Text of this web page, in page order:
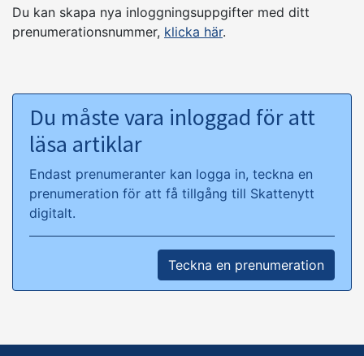
Du kan skapa nya inloggningsuppgifter med ditt
prenumerationsnummer, klicka här.
Du måste vara inloggad för att
läsa artiklar
Endast prenumeranter kan logga in, teckna en
prenumeration för att få tillgång till Skattenytt
digitalt.
Teckna en prenumeration